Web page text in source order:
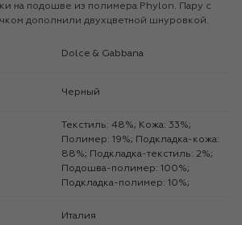
на подошве из полимера Phylon. Пару с
дополнили двухцветной шнуровкой.
Dolce & Gabbana
Черный
Текстиль: 48%; Кожа: 33%;
Полимер: 19%; Подкладка-кожа:
88%; Подкладка-текстиль: 2%;
Подошва-полимер: 100%;
Подкладка-полимер: 10%;
Италия